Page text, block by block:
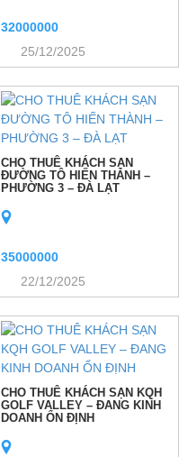
32000000
25/12/2025
CHO THUÊ KHÁCH SẠN
ĐƯỜNG TÔ HIẾN THÀNH –
PHƯỜNG 3 – ĐÀ LẠT
35000000
22/12/2025
CHO THUÊ KHÁCH SẠN KQH
GOLF VALLEY – ĐANG KINH
DOANH ỔN ĐỊNH